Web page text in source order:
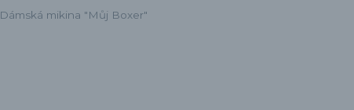
Dámská mikina "Můj Boxer"